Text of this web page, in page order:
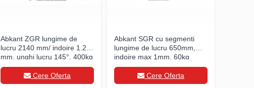
Abkant ZGR lungime de
lucru 2140 mm/ indoire 1.2
mm, unghi lucru 145°, 400kg
Cere Oferta
Abkant SGR cu segmenti
lungime de lucru 650mm,
indoire max 1mm, 60kg
Cere Oferta